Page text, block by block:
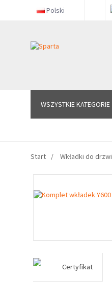
Polski
WSZYSTKIE KATEGORIE
WSZYSTKIE KATEGORIE
Start Wkładki do drzwi
Certyfikat